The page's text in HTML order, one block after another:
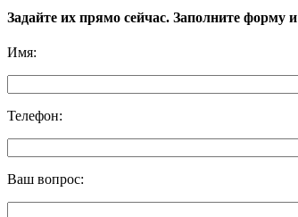
Задайте их прямо сейчас. Заполните
Имя:
Телефон:
Ваш вопрос: